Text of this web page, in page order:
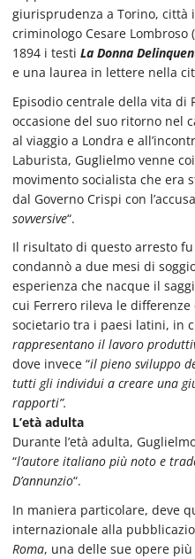
giurisprudenza a Torino,
criminologo Cesare
1894 i testi La Donna
e una laurea in lettere nella
Episodio centrale della vita di
occasione del suo ritorno nel
al viaggio a Londra e
Laburista, Guglielmo venne
movimento socialista che era
dal Governo Crispi con
sovversive“.
Il risultato di questo arresto
condannò a due mesi di
esperienza che nacque il
cui Ferrero rileva le
societario tra i paesi latini, in
rappresentano il lavoro
dove invece “il pieno sviluppo
tutti gli individui a creare una
rapporti”.
L’età adulta
Durante l’età adulta,
“l’autore italiano più noto e
D’annunzio“.
In maniera particolare, deve
internazionale alla
Roma, una delle sue opere